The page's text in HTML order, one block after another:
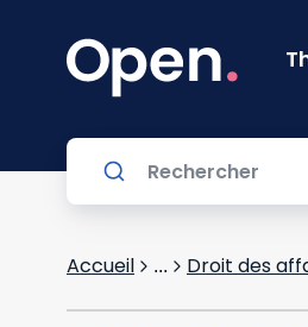
Accueil ... Droit des